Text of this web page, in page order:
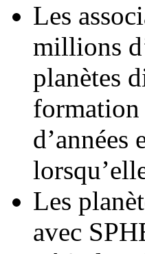
Les
millions
planètes
formation
Les
avec